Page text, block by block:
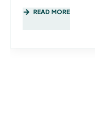
READ MORE